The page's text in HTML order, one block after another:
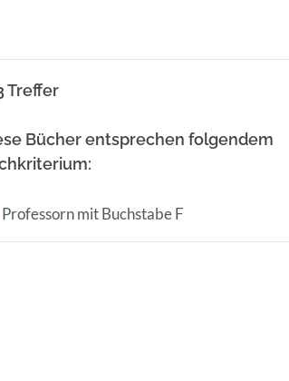
Treffer
Bücher entsprechen folgendem
Professorn mit Buchstabe F